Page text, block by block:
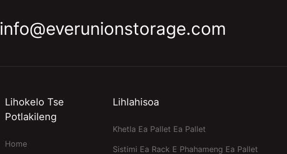
info@everunionstorage.com
Lihokelo Tse
Potlakileng
Home
Lihlahisoa
Khetla Ea Pallet Ea Pallet
Sistimi Ea Rack E Phahameng Ea Pallet